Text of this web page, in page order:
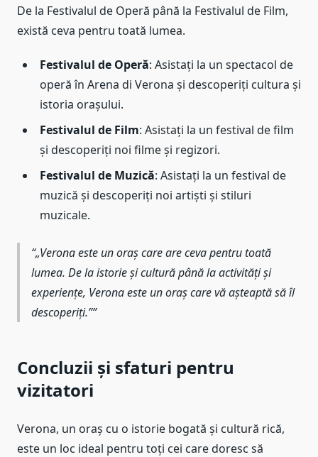
De la Festivalul de Operă până la Festivalul de Film,
există ceva pentru toată lumea.
Festivalul de Operă: Asistați la un spectacol de
operă în Arena di Verona și descoperiți cultura și
istoria orașului.
Festivalul de Film: Asistați la un festival de film
și descoperiți noi filme și regizori.
Festivalul de Muzică: Asistați la un festival de
muzică și descoperiți noi artiști și stiluri
muzicale.
„Verona este un oraș care are ceva pentru toată
lumea. De la istorie și cultură până la activități și
experiențe, Verona este un oraș care vă așteaptă să îl
descoperiți.”
Concluzii și sfaturi pentru
vizitatori
Verona, un oraș cu o istorie bogată și cultură rică,
este un loc ideal pentru toți cei care doresc să